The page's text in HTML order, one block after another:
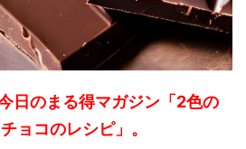
日のまる得マガジン「2色の
ョコのレシピ」。